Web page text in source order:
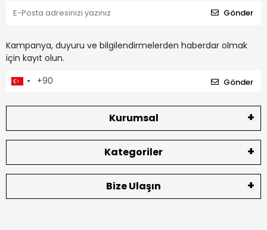
Gönder
Kampanya, duyuru ve bilgilendirmelerden haberdar olmak
için kayıt olun.
Gönder
Kurumsal
Kategoriler
Bize Ulaşın